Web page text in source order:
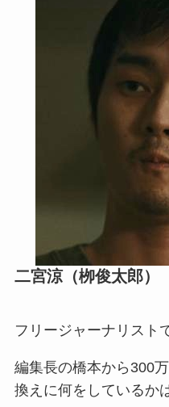
二宮涼（栁俊太郎）
フリージャーナリスト
編集長の橋本から300
換えに何をしているか